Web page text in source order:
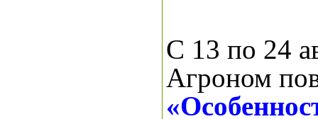
С 13 по 24
Агроном